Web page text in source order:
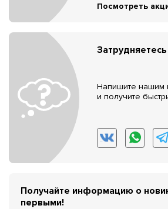
Посмотреть
Напишите нашим
и получите
Получайте информацию о
первыми!